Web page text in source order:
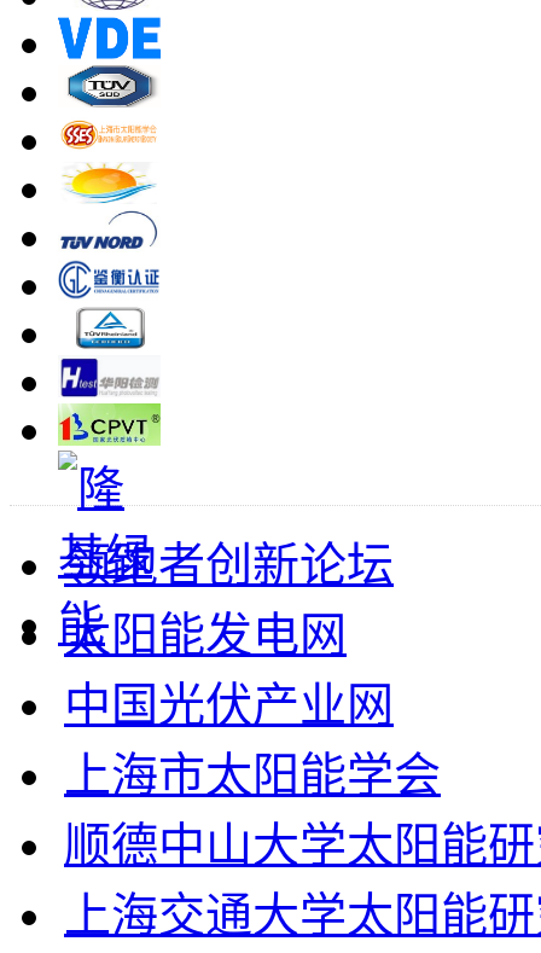
领跑者创新论坛
太阳能发电网
中国光伏产业网
上海市太阳能学会
顺德中山大学太阳能
上海交通大学太阳能